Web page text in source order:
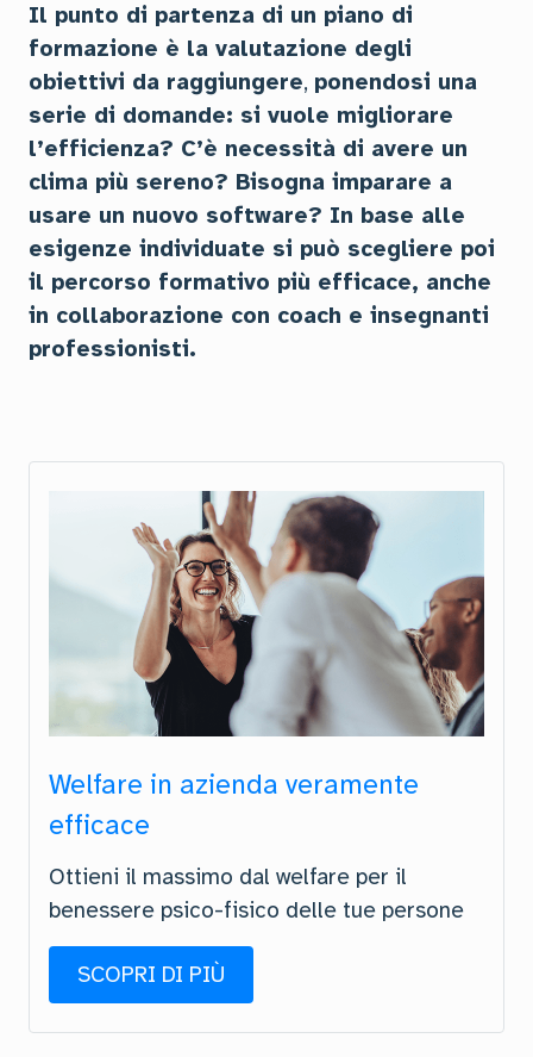
Il punto di partenza di un piano di
formazione è la valutazione degli
obiettivi da raggiungere, ponendosi una
serie di domande: si vuole migliorare
l’efficienza? C’è necessità di avere un
clima più sereno? Bisogna imparare a
usare un nuovo software? In base alle
esigenze individuate si può scegliere poi
il percorso formativo più efficace, anche
in collaborazione con coach e insegnanti
professionisti.
Welfare in azienda veramente
efficace
Ottieni il massimo dal welfare per il
benessere psico-fisico delle tue persone
SCOPRI DI PIÙ